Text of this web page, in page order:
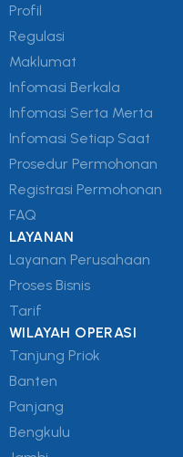
Profil
Regulasi
Maklumat
Infomasi Berkala
Infomasi Serta Merta
Infomasi Setiap Saat
Prosedur Permohonan
Registrasi Permohonan
FAQ
LAYANAN
Layanan Perusahaan
Proses Bisnis
Tarif
WILAYAH OPERASI
Tanjung Priok
Banten
Panjang
Bengkulu